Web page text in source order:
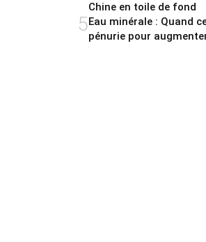
Chine en toile de fond
5Eau minérale : Quand
pénurie pour